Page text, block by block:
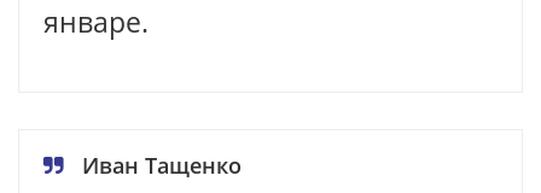
январе.
Иван Тащенко